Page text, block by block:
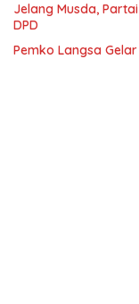
Jelang Musda,
DPD
Pemko Langsa